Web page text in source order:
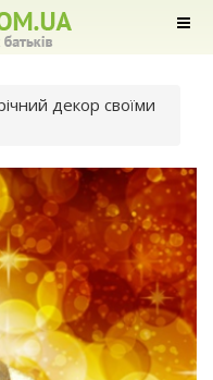
декор своїми